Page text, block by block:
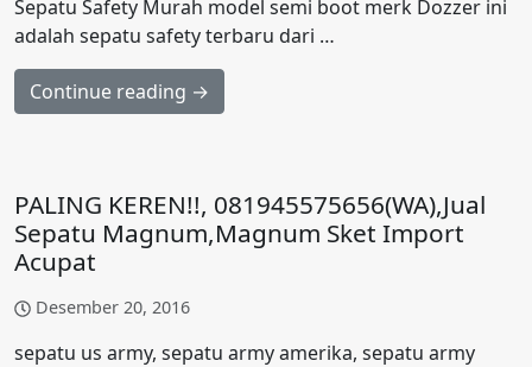
Sepatu Safety Murah model semi boot merk Dozzer ini
adalah sepatu safety terbaru dari …
Continue reading →
PALING KEREN!!, 081945575656(WA),Jual
Sepatu Magnum,Magnum Sket Import
Acupat
Desember 20, 2016
sepatu us army, sepatu army amerika, sepatu army